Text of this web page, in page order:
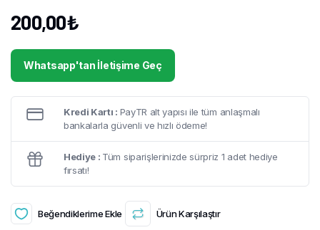
200,00₺
Whatsapp'tan İletişime Geç
Kredi Kartı : PayTR alt yapısı ile tüm anlaşmalı
bankalarla güvenli ve hızlı ödeme!
Hediye : Tüm siparişlerinizde sürpriz 1 adet hediye
fırsatı!
Beğendiklerime Ekle Ürün Karşılaştır